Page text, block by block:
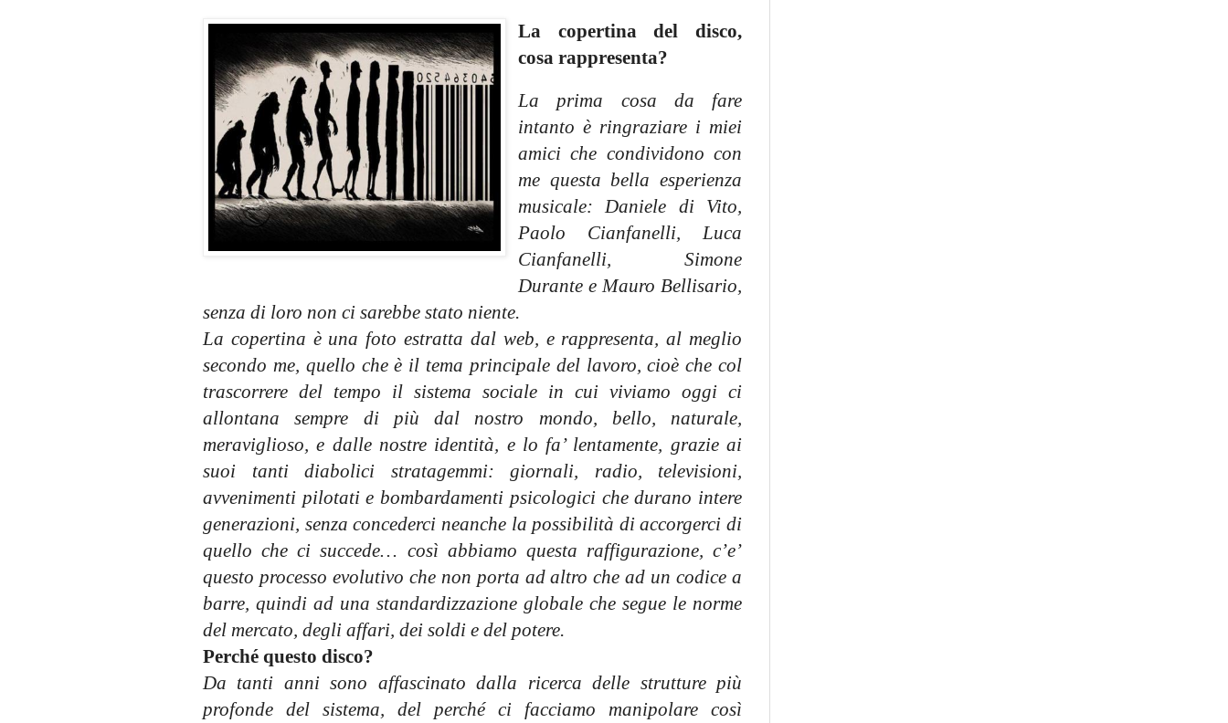
La copertina del disco,
cosa rappresenta?
La prima cosa da fare
intanto è ringraziare i miei
amici che condividono con
me questa bella esperienza
musicale: Daniele di Vito,
Paolo Cianfanelli, Luca
Cianfanelli, Simone
Durante e Mauro Bellisario,
senza di loro non ci sarebbe stato niente.
La copertina è una foto estratta dal web, e rappresenta, al meglio
secondo me, quello che è il tema principale del lavoro, cioè che col
trascorrere del tempo il sistema sociale in cui viviamo oggi ci
allontana sempre di più dal nostro mondo, bello, naturale,
meraviglioso, e dalle nostre identità, e lo fa’ lentamente, grazie ai
suoi tanti diabolici stratagemmi: giornali, radio, televisioni,
avvenimenti pilotati e bombardamenti psicologici che durano intere
generazioni, senza concederci neanche la possibilità di accorgerci di
quello che ci succede… così abbiamo questa raffigurazione, c’e’
questo processo evolutivo che non porta ad altro che ad un codice a
barre, quindi ad una standardizzazione globale che segue le norme
del mercato, degli affari, dei soldi e del potere.
Perché questo disco?
Da tanti anni sono affascinato dalla ricerca delle strutture più
profonde del sistema, del perché ci facciamo manipolare così